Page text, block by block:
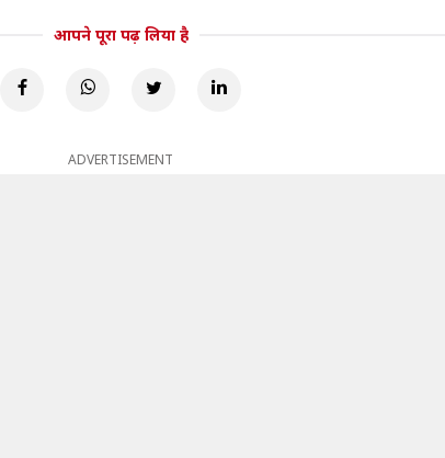
आपने पूरा पढ़ लिया है
ADVERTISEMENT